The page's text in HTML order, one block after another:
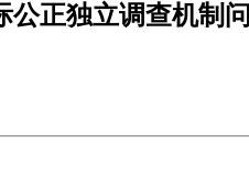
公正独立调查机制